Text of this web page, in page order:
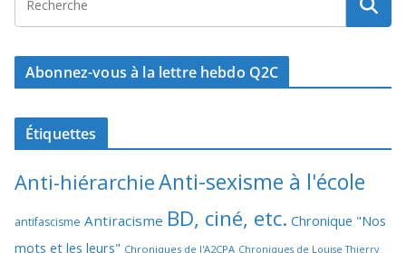
Abonnez-vous à la lettre hebdo Q2C
Étiquettes
Anti-hiérarchieAnti-sexisme à l'école
antifascisme Antiracisme BD, ciné, etc. Chronique "Nos
mots et les leurs" Chroniques de l'A2CPA Chroniques de Louise Thierry